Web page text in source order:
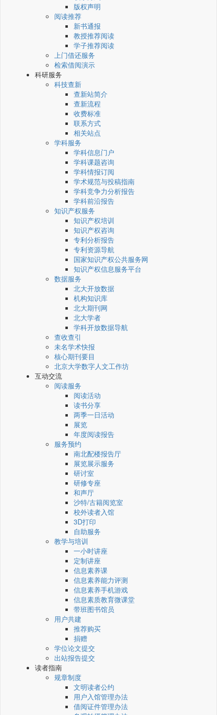
版权声明
阅读推荐
新书通报
教授推荐阅读
学子推荐阅读
上门借还服务
检索借阅演示
科研服务
科技查新
查新站简介
查新流程
收费标准
联系方式
相关站点
学科服务
学科信息门户
学科课题咨询
学科情报订阅
学术规范与投稿指南
学科竞争力分析报告
学科前沿报告
知识产权服务
知识产权培训
知识产权咨询
专利分析报告
专利资源导航
国家知识产权公共服务网
知识产权信息服务平台
数据服务
北大开放数据
机构知识库
北大期刊网
北大学者
学科开放数据导航
查收查引
未名学术快报
核心期刊要目
北京大学数字人文工作坊
互动交流
阅读服务
阅读活动
读书分享
两季一日活动
展览
年度阅读报告
服务预约
南北配楼报告厅
展览展示服务
研讨室
研修专座
和声厅
沙特/古籍阅览室
校外读者入馆
3D打印
自助服务
教学与培训
一小时讲座
定制讲座
信息素养课
信息素养能力评测
信息素养手机游戏
信息素质教育微课堂
带班图书馆员
用户共建
推荐购买
捐赠
学位论文提交
出站报告提交
读者指南
规章制度
文明读者公约
用户入馆管理办法
借阅证件管理办法